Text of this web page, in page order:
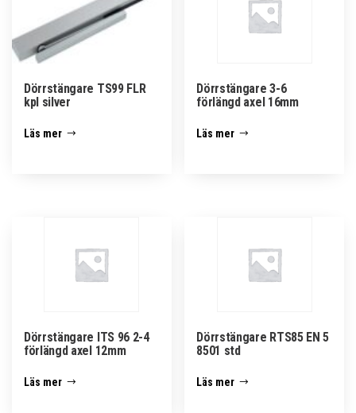
Dörrstängare TS99 FLR
kpl silver
Läs mer
Dörrstängare 3-6
förlängd axel 16mm
Läs mer
Dörrstängare ITS 96 2-4
förlängd axel 12mm
Läs mer
Dörrstängare RTS85 EN 5
8501 std
Läs mer